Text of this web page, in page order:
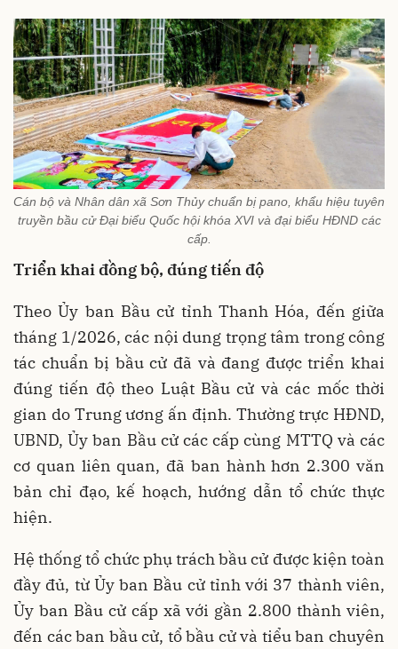
Cán bộ và Nhân dân xã Sơn Thủy chuẩn bị pano, khẩu hiệu tuyên
truyền bầu cử Đại biểu Quốc hội khóa XVI và đại biểu HĐND các
cấp.
Triển khai đồng bộ, đúng tiến độ
Theo Ủy ban Bầu cử tỉnh Thanh Hóa, đến giữa
tháng 1/2026, các nội dung trọng tâm trong công
tác chuẩn bị bầu cử đã và đang được triển khai
đúng tiến độ theo Luật Bầu cử và các mốc thời
gian do Trung ương ấn định. Thường trực HĐND,
UBND, Ủy ban Bầu cử các cấp cùng MTTQ và các
cơ quan liên quan, đã ban hành hơn 2.300 văn
bản chỉ đạo, kế hoạch, hướng dẫn tổ chức thực
hiện.
Hệ thống tổ chức phụ trách bầu cử được kiện toàn
đầy đủ, từ Ủy ban Bầu cử tỉnh với 37 thành viên,
Ủy ban Bầu cử cấp xã với gần 2.800 thành viên,
đến các ban bầu cử, tổ bầu cử và tiểu ban chuyên